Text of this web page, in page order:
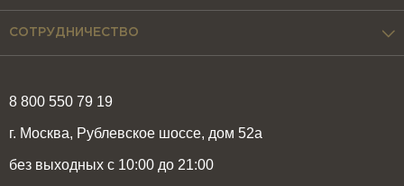
8 800 550 79 19
г. Москва, Рублевское шоссе, дом 52а
без выходных с 10:00 до 21:00
СОТРУДНИЧЕСТВО